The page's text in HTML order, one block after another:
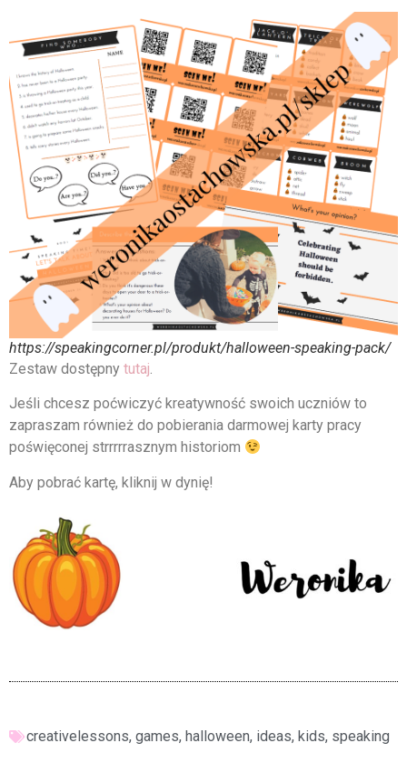
https://speakingcorner.pl/produkt/halloween-speaking-pack/
Zestaw dostępny tutaj.
Jeśli chcesz poćwiczyć kreatywność swoich uczniów to
zapraszam również do pobierania darmowej karty pracy
poświęconej strrrrrasznym historiom
Aby pobrać kartę, kliknij w dynię!
creativelessons, games, halloween, ideas, kids, speaking